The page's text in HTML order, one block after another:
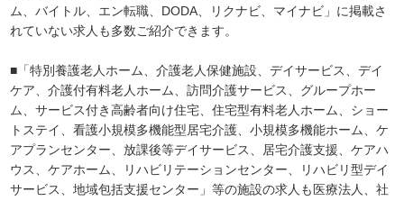
ム、バイトル、エン転職、DODA、リクナビ、マイナビ」に掲載さ
れていない求人も多数ご紹介できます。
■「特別養護老人ホーム、介護老人保健施設、デイサービス、デイ
ケア、介護付有料老人ホーム、訪問介護サービス、グループホー
ム、サービス付き高齢者向け住宅、住宅型有料老人ホーム、ショー
トステイ、看護小規模多機能型居宅介護、小規模多機能ホーム、ケ
アプランセンター、放課後等デイサービス、居宅介護支援、ケアハ
ウス、ケアホーム、リハビリテーションセンター、リハビリ型デイ
サービス、地域包括支援センター」等の施設の求人も医療法人、社